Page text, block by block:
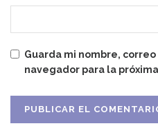
Guarda mi nombre,
navegador para la